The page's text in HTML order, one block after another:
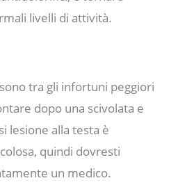
livelli di attività.
tra gli infortuni peggiori
dopo una scivolata e
lesione alla testa è
quindi dovresti
un medico.